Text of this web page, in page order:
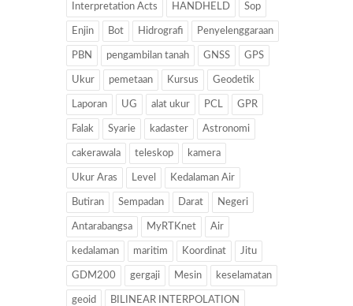
Interpretation Acts HANDHELD Sop
Enjin Bot Hidrografi Penyelenggaraan
PBN pengambilan tanah GNSS GPS
Ukur pemetaan Kursus Geodetik
Laporan UG alat ukur PCL GPR
Falak Syarie kadaster Astronomi
cakerawala teleskop kamera
Ukur Aras Level Kedalaman Air
Butiran Sempadan Darat Negeri
Antarabangsa MyRTKnet Air
kedalaman maritim Koordinat Jitu
GDM200 gergaji Mesin keselamatan
geoid BILINEAR INTERPOLATION